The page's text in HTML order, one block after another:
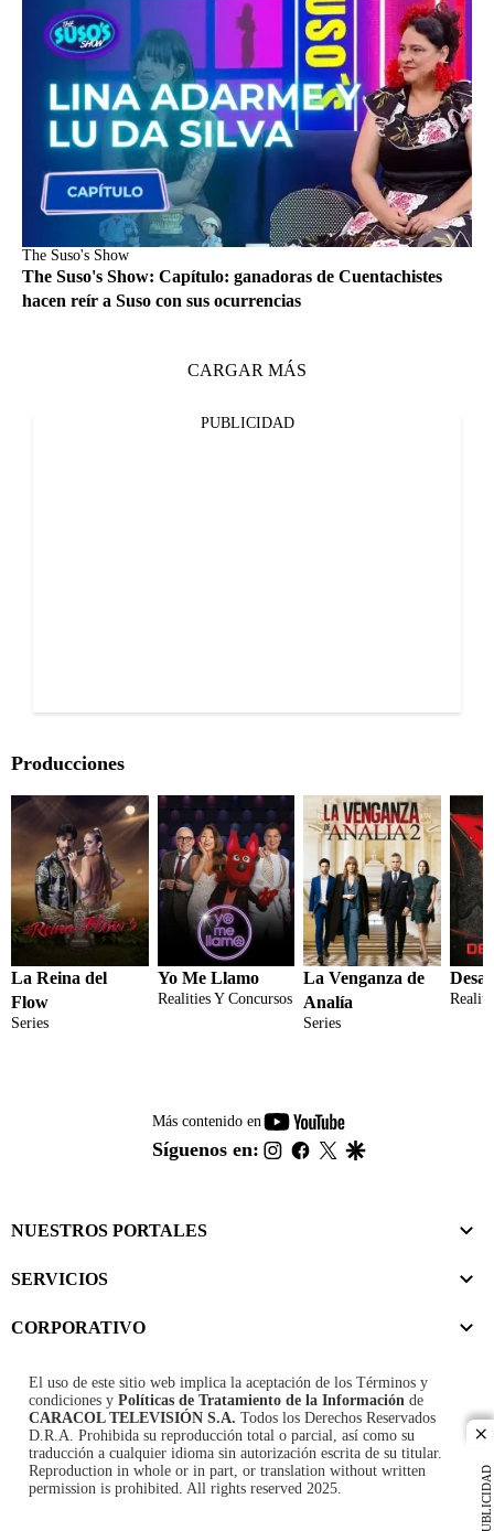
PUBLICIDAD
The Suso's Show
The Suso's Show: Capítulo: ganadoras de Cuentachistes
hacen reír a Suso con sus ocurrencias
CARGAR MÁS
PUBLICIDAD
Producciones
La Reina del
Flow
Series
Yo Me Llamo
Realities Y Concursos
La Venganza de
Analía
Series
Más contenido en
youtube-
footer
Síguenos en: instagram
facebook
twitter
NUESTROS PORTALES
SERVICIOS
CORPORATIVO
El uso de este sitio web implica la aceptación de los Términos y
condiciones y Políticas de Tratamiento de la Información de
CARACOL TELEVISIÓN S.A. Todos los Derechos Reservados
D.R.A. Prohibida su reproducción total o parcial, así como su
traducción a cualquier idioma sin autorización escrita de su titular.
Reproduction in whole or in part, or translation without written
permission is prohibited. All rights reserved 2025.